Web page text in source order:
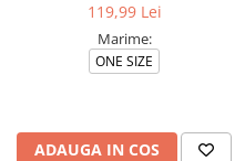
119,99 Lei
Marime:
ONE SIZE
ADAUGA IN COS